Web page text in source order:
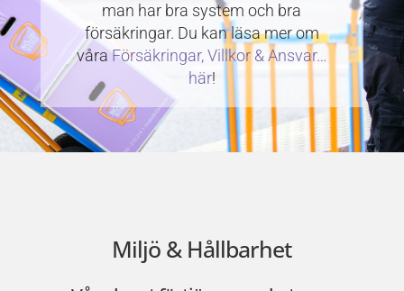
man har bra system och bra
försäkringar. Du kan läsa mer om
våraFörsäkringar, Villkor & Ansvar…
här!
Miljö & Hållbarhet